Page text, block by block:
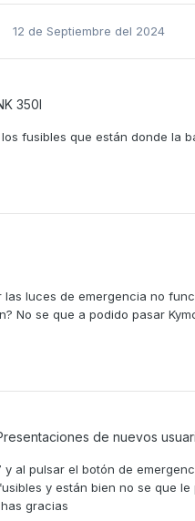
12 de Septiembre del 2024
350I
fusibles que están donde la
luces de emergencia no
No se que a podido pasar
de nuevos
al pulsar el botón de
y están bien no se que
gracias